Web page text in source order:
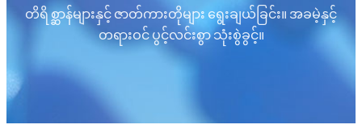
တိရိစ္ဆာန်များနှင့် ဇာတ်ကားတိုများ ရွေးချယ်ခြင်း။ အခမဲ့နှင့်
တရားဝင် ပွင့်လင်းစွာ သုံးစွဲခွင့်။